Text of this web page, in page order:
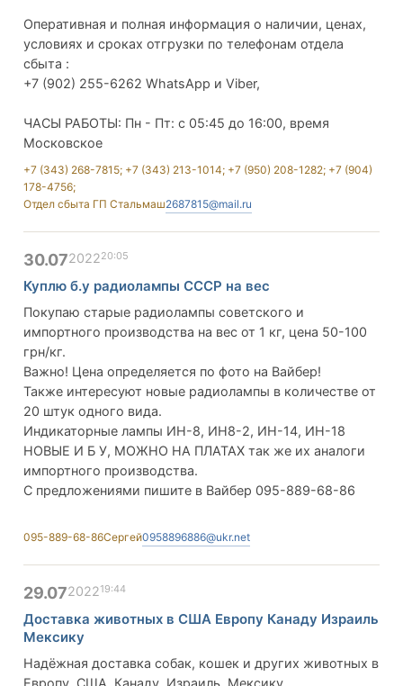
Оперативная и полная информация о наличии, ценах,
условиях и сроках отгрузки по телефонам отдела
сбыта :
+7 (902) 255-6262 WhatsApp и Viber,
ЧАСЫ РАБОТЫ: Пн - Пт: с 05:45 до 16:00, время
Московское
+7 (343) 268-7815; +7 (343) 213-1014; +7 (950) 208-1282; +7 (904)
178-4756;
Отдел сбыта ГП Стальмаш2687815@mail.ru
30.07202220:05
Куплю б.у радиолампы СССР на вес
Покупаю старые радиолампы советского и
импортного производства на вес от 1 кг, цена 50-100
грн/кг.
Важно! Цена определяется по фото на Вайбер!
Также интересуют новые радиолампы в количестве от
20 штук одного вида.
Индикаторные лампы ИН-8, ИН8-2, ИН-14, ИН-18
НОВЫЕ И Б У, МОЖНО НА ПЛАТАХ так же их аналоги
импортного производства.
С предложениями пишите в Вайбер 095-889-68-86
095-889-68-86Сергей0958896886@ukr.net
29.07202219:44
Доставка животных в США Европу Канаду Израиль
Мексику
Надёжная доставка собак, кошек и других животных в
Европу, США, Канаду, Израиль, Мексику.